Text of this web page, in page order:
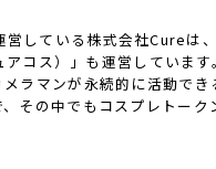
している株式会社Cureは
コス）」も運営しています
ラマンが永続的に活動でき
その中でもコスプレトーク